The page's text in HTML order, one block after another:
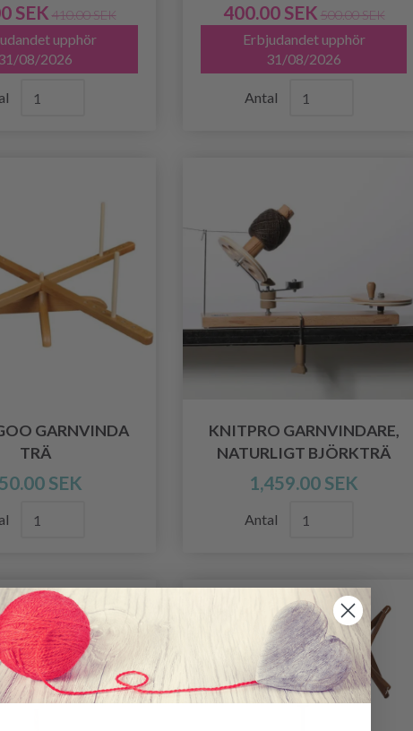
SEK 410.00 SEK
upphör
08/2026
400.00 SEK 500.00 SEK
Erbjudandet upphör
31/08/2026
Antal
GARNVINDA
TRÄ
SEK
KNITPRO GARNVINDARE,
NATURLIGT BJÖRKTRÄ
1,459.00 SEK
Antal